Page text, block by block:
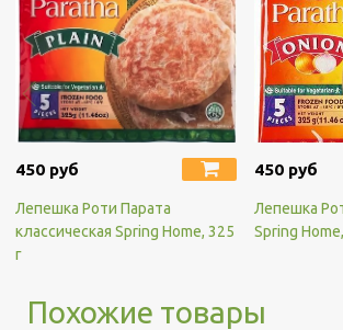
450 руб
Лепешка Роти Парата
классическая Spring Home, 325
г
450 руб
Лепешка
Spring
Похожие товары